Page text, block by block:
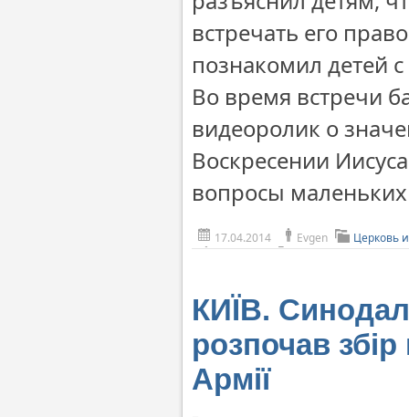
встречать его
познакомил детей
Во время встречи
видеоролик о
Воскресении
вопросы
17.04.2014 Evgen Церковь
КИЇВ.
розпочав збір
Армії